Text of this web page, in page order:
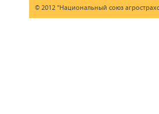
© 2012 "Национальный союз